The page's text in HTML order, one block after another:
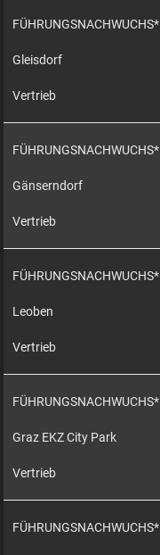
FÜHRUNGSNACHWUCHS*
Gleisdorf
Vertrieb
FÜHRUNGSNACHWUCHS*
Gänserndorf
Vertrieb
FÜHRUNGSNACHWUCHS*
Leoben
Vertrieb
FÜHRUNGSNACHWUCHS*
Graz EKZ City Park
Vertrieb
FÜHRUNGSNACHWUCHS*